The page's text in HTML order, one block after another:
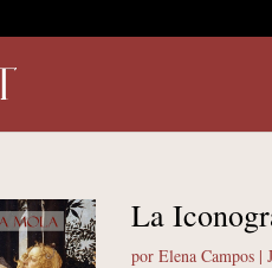
La
por Elena Campos|